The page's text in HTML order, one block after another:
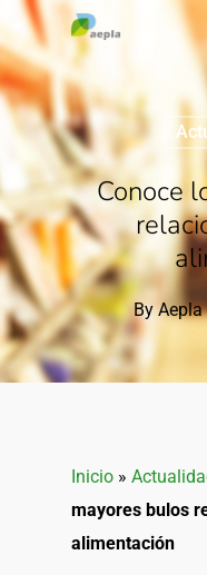
Conoce
ByAepla
Inicio »
mayores bulos
alimentación